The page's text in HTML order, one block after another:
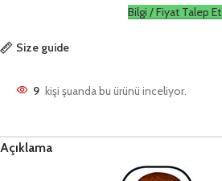
Bilgi / Fiyat Talep Et
Size guide
9 kişi şuanda bu ürünü inceliyor.
Açıklama